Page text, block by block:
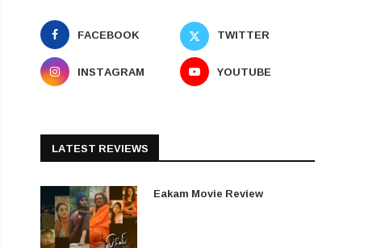
FACEBOOK
TWITTER
INSTAGRAM
YOUTUBE
LATEST REVIEWS
Eakam Movie Review